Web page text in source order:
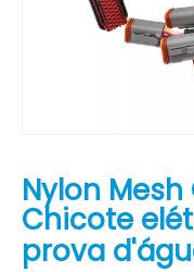
Nylon
Chicote
prova